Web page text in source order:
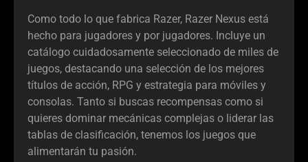
Como todo lo que fabrica Razer, Razer Nexus está
hecho para jugadores y por jugadores. Incluye un
catálogo cuidadosamente seleccionado de miles de
juegos, destacando una selección de los mejores
títulos de acción, RPG y estrategia para móviles y
consolas. Tanto si buscas recompensas como si
quieres dominar mecánicas complejas o liderar las
tablas de clasificación, tenemos los juegos que
alimentarán tu pasión.